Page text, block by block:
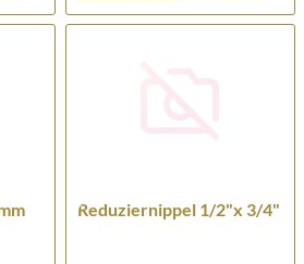
Reduziernippel 1/2"x 3/4"